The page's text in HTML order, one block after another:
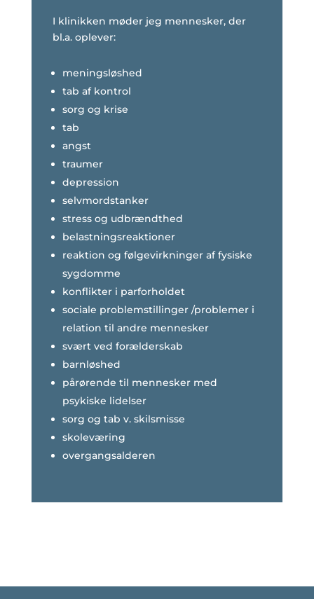
I klinikken møder jeg mennesker, der
bl.a. oplever:
meningsløshed
tab af kontrol
sorg og krise
tab
angst
traumer
depression
selvmordstanker
stress og udbrændthed
belastningsreaktioner
reaktion og følgevirkninger af fysiske
sygdomme
konflikter i parforholdet
sociale problemstillinger /problemer i
relation til andre mennesker
svært ved forælderskab
barnløshed
pårørende til mennesker med
psykiske lidelser
sorg og tab v. skilsmisse
skoleværing
overgangsalderen